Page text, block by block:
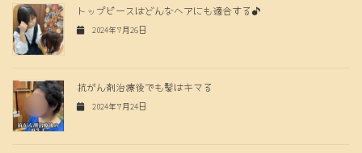
トップピースはどんなヘアにも適合する♪
2024年7月26日
抗がん剤治療後でも髪はキマる
2024年7月24日